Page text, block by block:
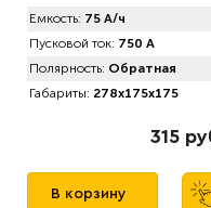
Емкость: 75 А/ч
Пусковой ток: 750 А
Полярность: Обратная
Габариты: 278x175x175
315
В корзину